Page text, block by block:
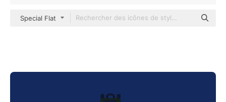
Special Flat